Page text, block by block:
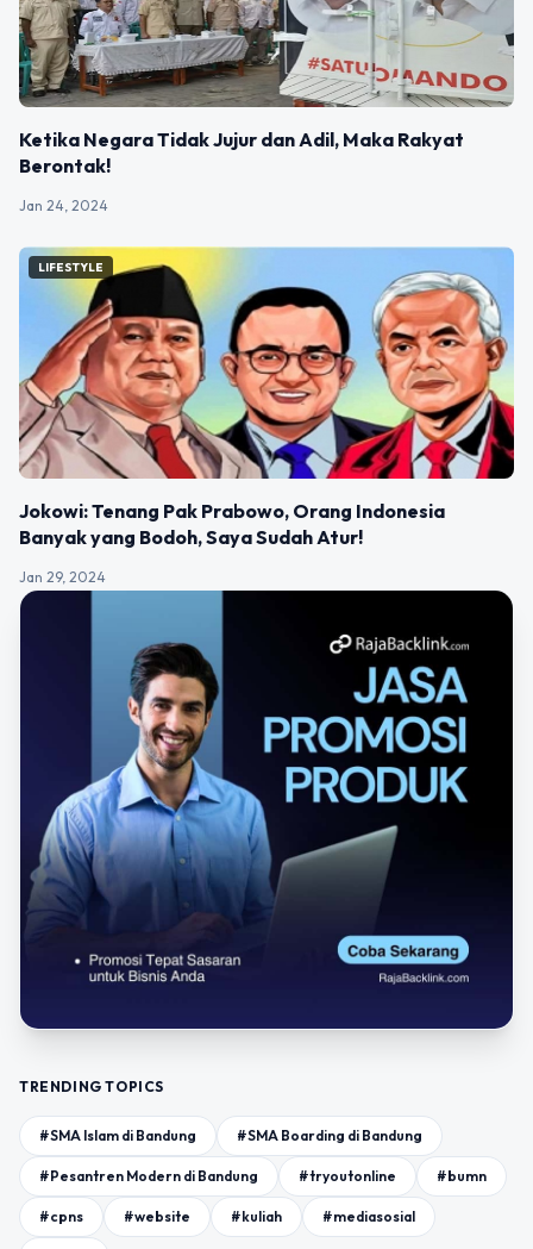
Ketika Negara Tidak Jujur dan Adil, Maka Rakyat
Berontak!
Jan 24, 2024
LIFESTYLE
Jokowi: Tenang Pak Prabowo, Orang Indonesia
Banyak yang Bodoh, Saya Sudah Atur!
Jan 29, 2024
TRENDING TOPICS
#SMA Islam di Bandung #SMA Boarding di Bandung
#Pesantren Modern di Bandung #tryoutonline #bumn
#cpns #website #kuliah #mediasosial